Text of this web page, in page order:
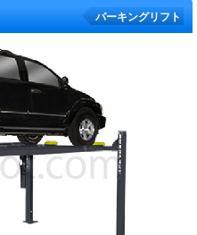
パーキングリフト